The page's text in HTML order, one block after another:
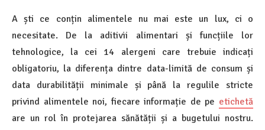
A ști ce conțin alimentele nu mai este un lux, ci o
necesitate. De la aditivii alimentari și funcțiile lor
tehnologice, la cei 14 alergeni care trebuie indicați
obligatoriu, la diferența dintre data-limită de consum și
data durabilității minimale și până la regulile stricte
privind alimentele noi, fiecare informație de pe etichetă
are un rol în protejarea sănătății și a bugetului nostru.